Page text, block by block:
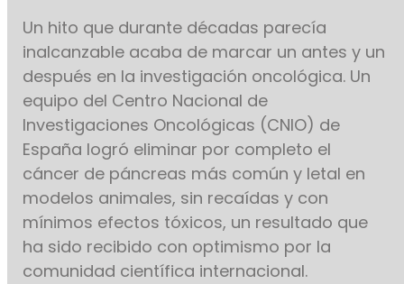
Un hito que durante décadas parecía
inalcanzable acaba de marcar un antes y un
después en la investigación oncológica. Un
equipo del Centro Nacional de
Investigaciones Oncológicas (CNIO) de
España logró eliminar por completo el
cáncer de páncreas más común y letal en
modelos animales, sin recaídas y con
mínimos efectos tóxicos, un resultado que
ha sido recibido con optimismo por la
comunidad científica internacional.